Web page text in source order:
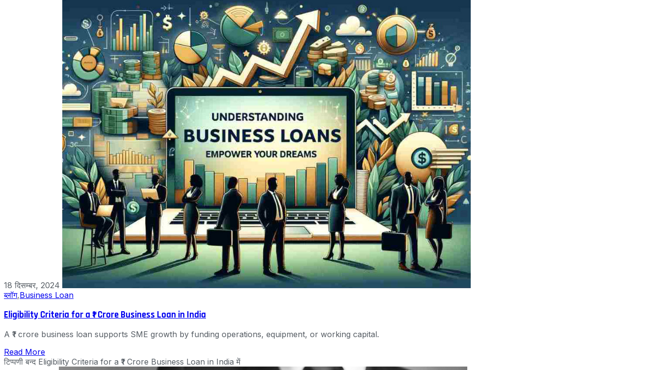
18 दिसम्बर, 2024
ब्लॉग,Business Loan
Eligibility Criteria for a ₹1 Crore Business Loan in India
A ₹1 crore business loan supports SME growth by funding operations, equipment, or working capital.
Read More
टिप्पणी बन्द Eligibility Criteria for a ₹1 Crore Business Loan in India में